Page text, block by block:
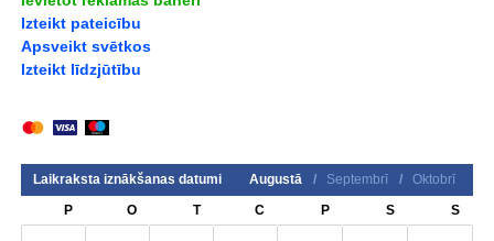
Izteikt pateicību
Apsveikt svētkos
Izteikt līdzjūtību
Laikraksta iznākšanas datumi Augustā / Septembrī /
Oktobrī
P
O T C P S S